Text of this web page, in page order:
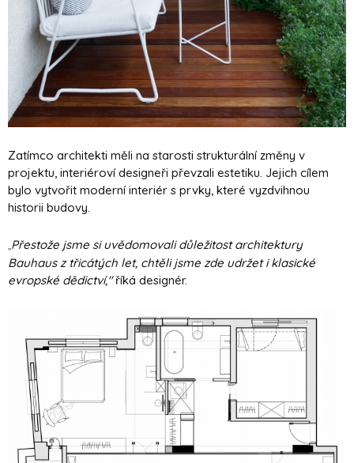
Zatímco architekti měli na starosti strukturální změny v
projektu, interiéroví designeři převzali estetiku. Jejich cílem
bylo vytvořit moderní interiér s prvky, které vyzdvihnou
historii budovy.
Přestože jsme si uvědomovali důležitost architektury
Bauhaus z třicátých let, chtěli jsme zde udržet i klasické
evropské dědictví,"říká designér.